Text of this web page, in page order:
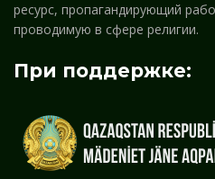
ресурс, пропагандирующий
проводимую в сфере религии.
При поддержке: